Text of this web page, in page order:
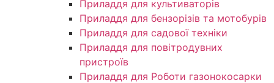
Приладдя для культиваторів
Приладдя для бензорізів та мотобурів
Приладдя для садової техніки
Приладдя для повітродувних
пристроїв
Приладдя для Роботи газонокосарки